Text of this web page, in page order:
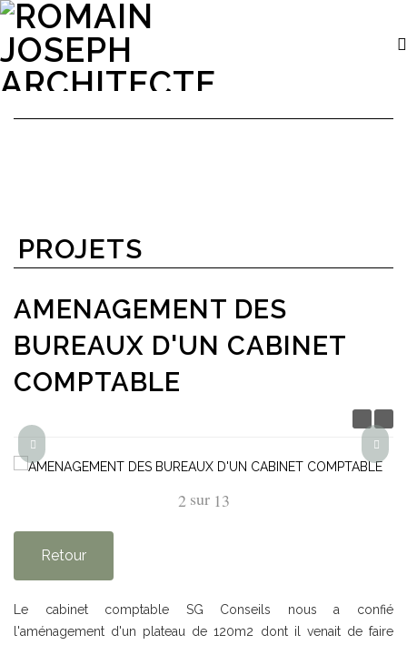
PROJETS
AMENAGEMENT DES
BUREAUX D'UN CABINET
COMPTABLE
2 sur 13
Retour
Le cabinet comptable SG Conseils nous a confié
l'aménagement d'un plateau de 120m2 dont il venait de faire